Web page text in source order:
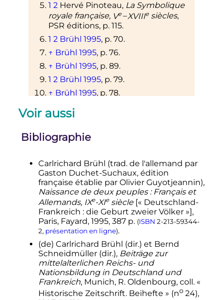
1 2 Hervé Pinoteau, La Symbolique
royale française, Ve–XVIIIe siècles,
PSR éditions, p. 115.
1 2 Brühl 1995, p. 70.
↑ Brühl 1995, p. 76.
↑ Brühl 1995, p. 89.
1 2 Brühl 1995, p. 79.
↑ Brühl 1995, p. 78.
Voir aussi
Bibliographie
Carlrichard Brühl (trad.de l'allemand par
Gaston Duchet-Suchaux, édition
française établie par Olivier Guyotjeannin),
Naissance de deux peuples : Français et
Allemands, IXe-XIesiècle[« Deutschland-
Frankreich : die Geburt zweier Völker»],
Paris, Fayard, 1995, 387 p. (ISBN 2-213-59344-
2, présentation en ligne).
(de) Carlrichard Brühl (dir.) et Bernd
Schneidmüller(dir.), Beiträge zur
mittelalterlichen Reichs- und
Nationsbildung in Deutschland und
Frankreich, Munich, R. Oldenbourg, coll.«
Historische Zeitschrift. Beihefte » (no24),